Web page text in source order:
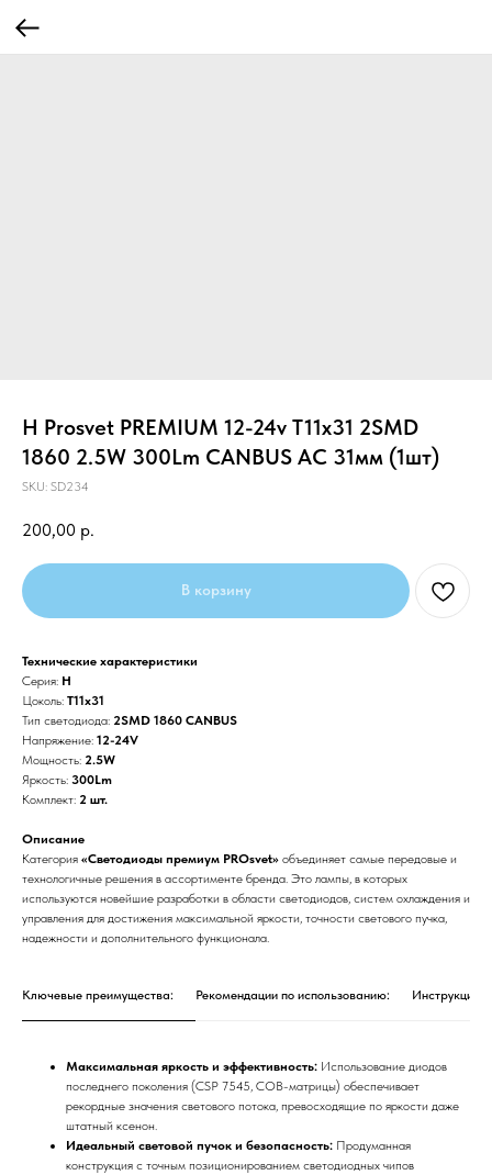
H Prosvet PREMIUM 12-24v T11x31 2SMD
1860 2.5W 300Lm CANBUS АС 31мм (1шт)
SKU: SD234
200,00 р.
В корзину
Технические характеристики
Серия: H
Цоколь: T11x31
Тип светодиода: 2SMD 1860 CANBUS
Напряжение: 12-24V
Мощность: 2.5W
Яркость: 300Lm
Комплект: 2 шт.
Описание
Категория «Светодиоды премиум PROsvet» объединяет самые передовые и
технологичные решения в ассортименте бренда. Это лампы, в которых
используются новейшие разработки в области светодиодов, систем охлаждения и
управления для достижения максимальной яркости, точности светового пучка,
надежности и дополнительного функционала.
Ключевые преимущества: Рекомендации по использованию: Инструкция
Максимальная яркость и эффективность: Использование диодов
последнего поколения (CSP 7545, COB-матрицы) обеспечивает
рекордные значения светового потока, превосходящие по яркости даже
штатный ксенон.
Идеальный световой пучок и безопасность: Продуманная
конструкция с точным позиционированием светодиодных чипов